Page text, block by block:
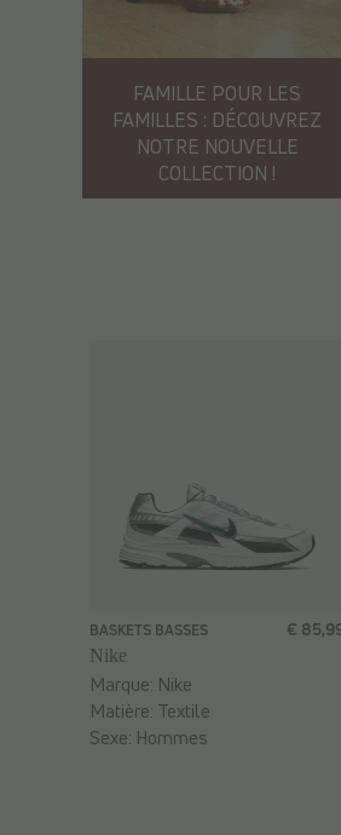
FAMILLE POUR LES
FAMILLES : DÉCOUVREZ
NOTRE NOUVELLE
COLLECTION !
BASKETS BASSES
Nike
€
Marque: Nike
Matière: Textile
Sexe: Hommes